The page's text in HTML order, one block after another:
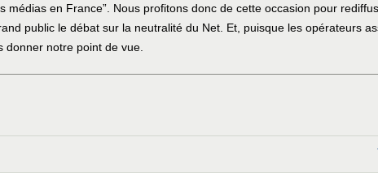
médias en France”. Nous profitons donc de cette occasion pour
public le débat sur la neutralité du Net. Et, puisque les opérateurs
donner notre point de vue.